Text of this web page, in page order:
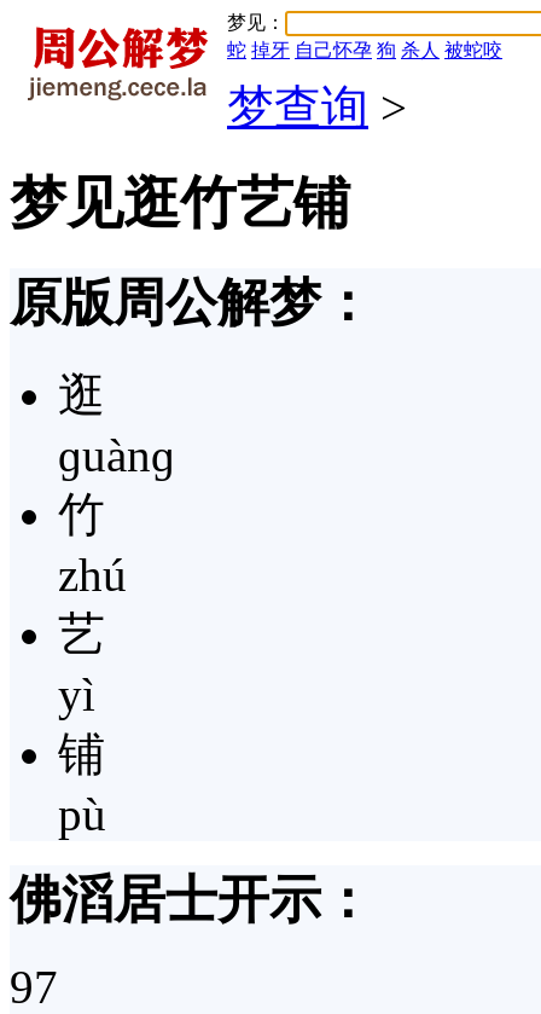
梦见：
蛇 掉牙 自己怀孕 狗 杀人 被蛇咬
梦查询 >
梦见逛竹艺铺
原版周公解梦：
逛
ɡuànɡ
竹
zhú
艺
yì
铺
pù
佛滔居士开示：
97